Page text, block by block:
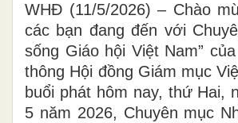
WHĐ (11/5/2026) – Chào
các bạn đang đến với
sống Giáo hội Việt Nam”
thông Hội đồng Giám mục
buổi phát hôm nay, thứ Hai,
5 năm 2026, Chuyên mục